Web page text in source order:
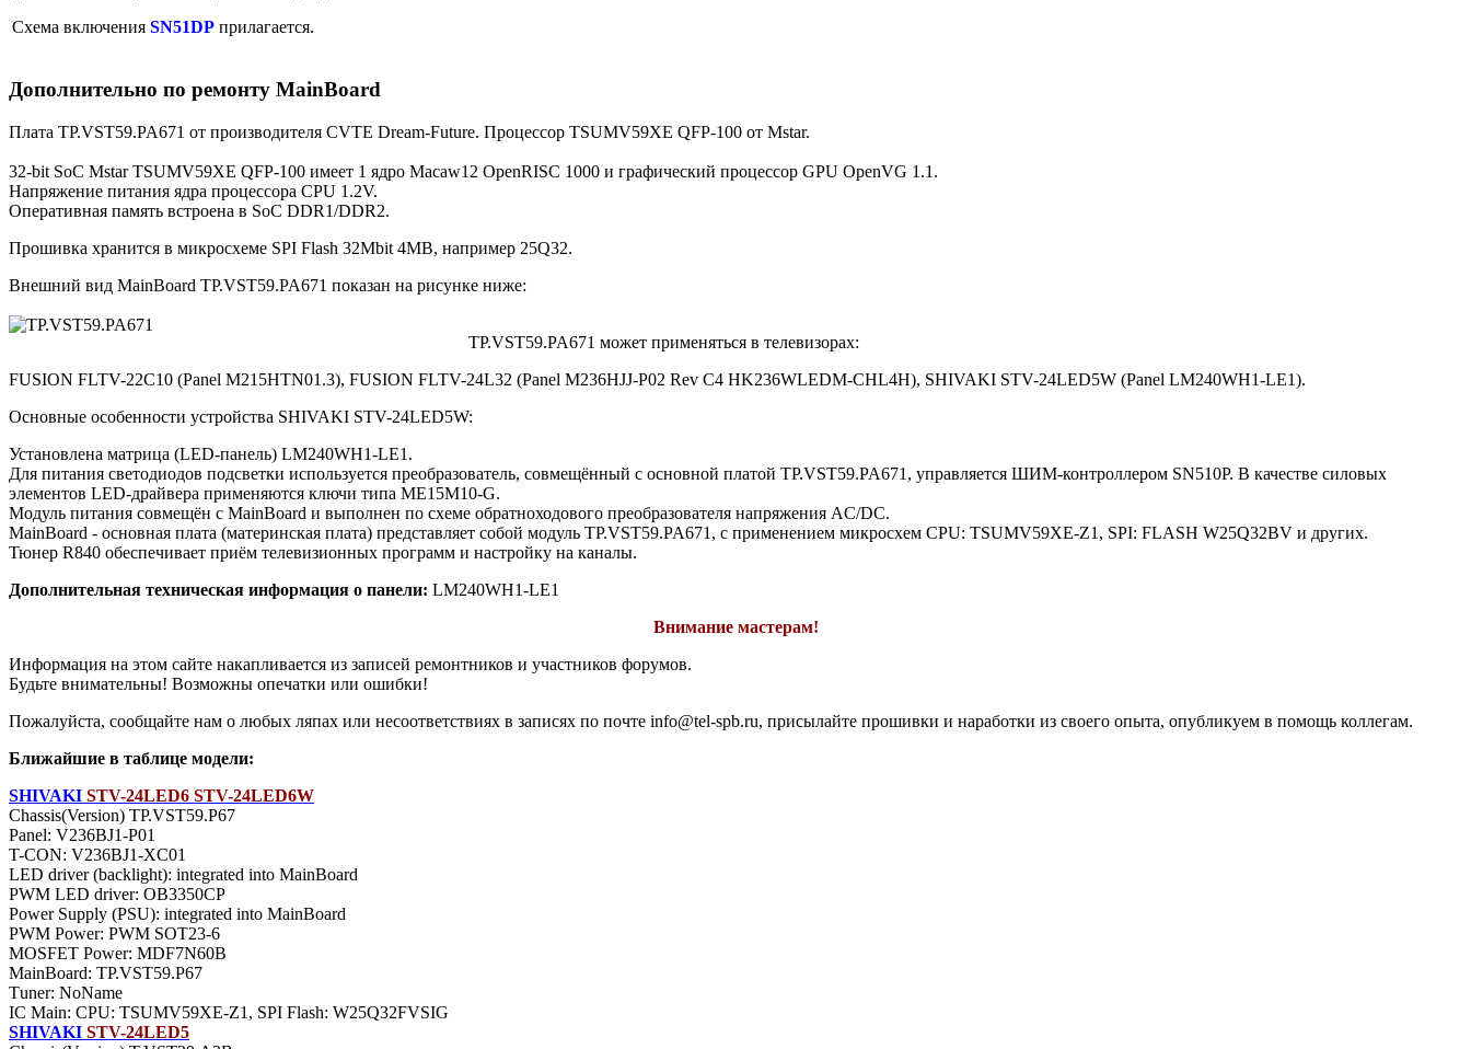
Схема включения SN51DP прилагается.
Дополнительно по ремонту MainBoard
Плата TP.VST59.PA671 от производителя CVTE Dream-Future. Процессор TSUMV59XE QFP-100 от Mstar.
32-bit SoC Mstar TSUMV59XE QFP-100 имеет 1 ядро Macaw12 OpenRISC 1000 и графический процессор GPU OpenVG 1.1.
Напряжение питания ядра процессора CPU 1.2V.
Оперативная память встроена в SoC DDR1/DDR2.
Прошивка хранится в микросхеме SPI Flash 32Mbit 4MB, например 25Q32.
Внешний вид MainBoard TP.VST59.PA671 показан на рисунке ниже:
TP.VST59.PA671 может применяться в телевизорах:
FUSION FLTV-22C10 (Panel M215HTN01.3), FUSION FLTV-24L32 (Panel M236HJJ-P02 Rev C4 HK236WLEDM-CHL4H), SHIVAKI STV-24LED5W (Panel LM240WH1-LE1).
Основные особенности устройства SHIVAKI STV-24LED5W:
Установлена матрица (LED-панель) LM240WH1-LE1.
Для питания светодиодов подсветки используется преобразователь, совмещённый с основной платой TP.VST59.PA671, управляется ШИМ-контроллером SN510P. В качестве силовых
элементов LED-драйвера применяются ключи типа ME15M10-G.
Модуль питания совмещён с MainBoard и выполнен по схеме обратноходового преобразователя напряжения AC/DC.
MainBoard - основная плата (материнская плата) представляет собой модуль TP.VST59.PA671, с применением микросхем CPU: TSUMV59XE-Z1, SPI: FLASH W25Q32BV и других.
Тюнер R840 обеспечивает приём телевизионных программ и настройку на каналы.
Дополнительная техническая информация о панели: LM240WH1-LE1
Внимание мастерам!
Информация на этом сайте накапливается из записей ремонтников и участников форумов.
Будьте внимательны! Возможны опечатки или ошибки!
Пожалуйста, сообщайте нам о любых ляпах или несоответствиях в записях по почте info@tel-spb.ru, присылайте прошивки и наработки из своего опыта, опубликуем в помощь коллегам.
Ближайшие в таблице модели:
SHIVAKI STV-24LED6 STV-24LED6W
Chassis(Version) TP.VST59.P67
Panel: V236BJ1-P01
T-CON: V236BJ1-XC01
LED driver (backlight): integrated into MainBoard
PWM LED driver: OB3350CP
Power Supply (PSU): integrated into MainBoard
PWM Power: PWM SOT23-6
MOSFET Power: MDF7N60B
MainBoard: TP.VST59.P67
Тuner: NoName
IC Main: CPU: TSUMV59XE-Z1, SPI Flash: W25Q32FVSIG
SHIVAKI STV-24LED5